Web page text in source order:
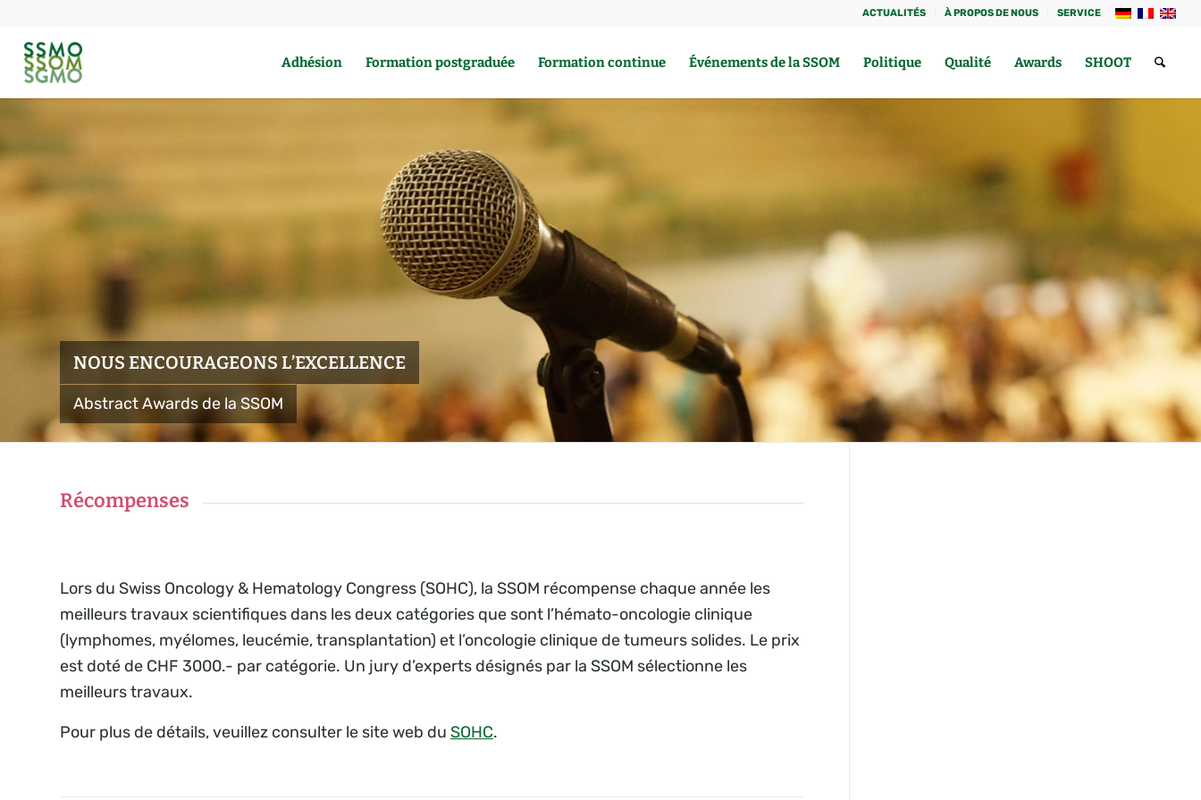
ACTUALITÉS À PROPOS DE NOUS SERVICE
Adhésion Formation postgraduée Formation continue Événements de la SSOM Politique Qualité Awards SHOOT
NOUS ENCOURAGEONS L’EXCELLENCE
Abstract Awards de la SSOM
Récompenses
Lors du Swiss Oncology & Hematology Congress (SOHC), la SSOM récompense chaque année les
meilleurs travaux scientifiques dans les deux catégories que sont l’hémato-oncologie clinique
(lymphomes, myélomes, leucémie, transplantation) et l’oncologie clinique de tumeurs solides. Le prix
est doté de CHF 3000.- par catégorie. Un jury d’experts désignés par la SSOM sélectionne les
meilleurs travaux.
Pour plus de détails, veuillez consulter le site web du SOHC.